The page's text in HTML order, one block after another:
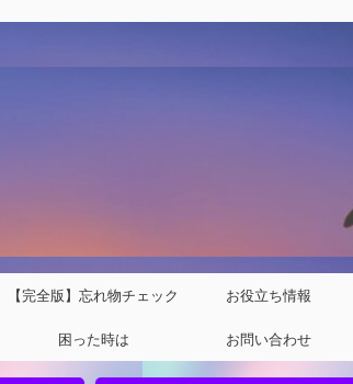
【完全版】忘れ物チェック
リスト
お役立ち情報
困った時は お問い合わせ